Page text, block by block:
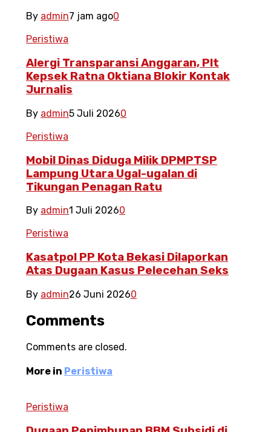
By admin7 jam ago0
Peristiwa
Alergi Transparansi Anggaran, Plt
Kepsek Ratna Oktiana Blokir Kontak
Jurnalis
By admin5 Juli 20260
Peristiwa
Mobil Dinas Diduga Milik DPMPTSP
Lampung Utara Ugal-ugalan di
Tikungan Penagan Ratu
By admin1 Juli 20260
Peristiwa
Kasatpol PP Kota Bekasi Dilaporkan
Atas Dugaan Kasus Pelecehan Seks
By admin26 Juni 20260
Comments
Comments are closed.
More in Peristiwa
Peristiwa